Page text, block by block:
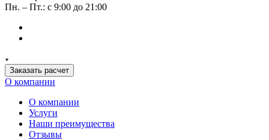
Пн. – Пт.: с 9:00 до 21:00
Заказать расчет
О компании
О компании
Услуги
Наши преимущества
Отзывы